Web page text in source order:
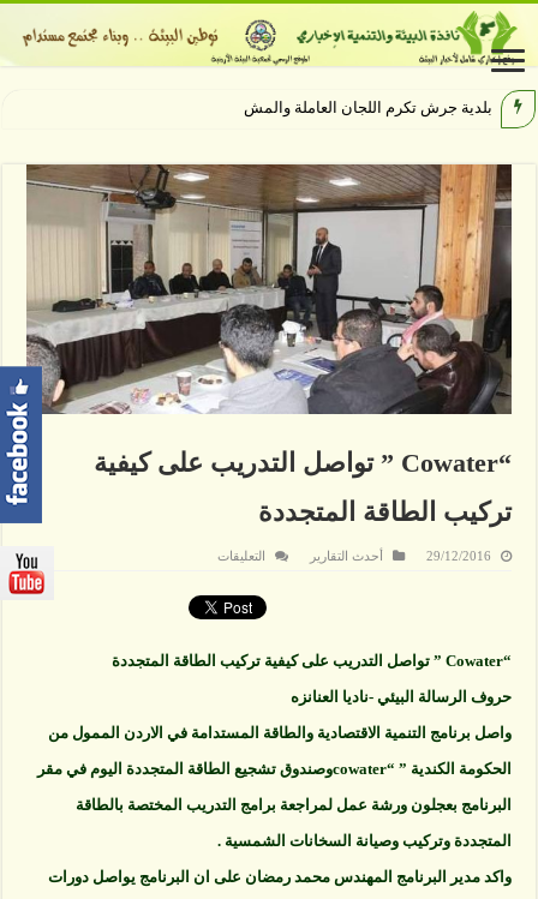
بلدية جرش تكرم اللجان العاملة والمشاركة بإن
“Cowater ” تواصل التدريب على كيفية
تركيب الطاقة المتجددة
29/12/2016 أحدث التقارير التعليقات
تواصل
التدريب
تركيب
“Cowater ” تواصل التدريب على كيفية تركيب الطاقة المتجددة
حروف الرسالة البيئي -ناديا العنانزه
واصل برنامج التنمية الاقتصادية والطاقة المستدامة في الاردن الممول من
الحكومة الكندية ” “cowaterوصندوق تشجيع الطاقة المتجددة اليوم في مقر
البرنامج بعجلون ورشة عمل لمراجعة برامج التدريب المختصة بالطاقة
المتجددة وتركيب وصيانة السخانات الشمسية .
واكد مدير البرنامج المهندس محمد رمضان على ان البرنامج يواصل دورات